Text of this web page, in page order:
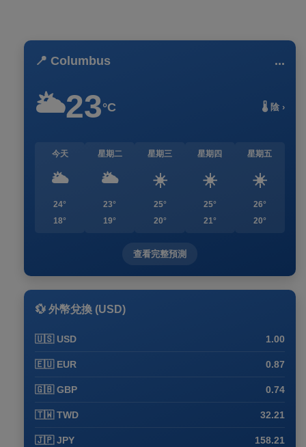
📍 Columbus ...
🌥️23°C 🌡️ 陰 ›
今天
🌥️
24°
18°
星期二
🌥️
23°
19°
星期三
☀️
25°
20°
星期四
☀️
25°
21°
星期五
☀️
26°
20°
查看完整預測
💱 外幣兌換 (USD)
🇺🇸 USD 1.00
🇪🇺 EUR 0.87
🇬🇧 GBP 0.74
🇹🇼 TWD 32.21
🇯🇵 JPY 158.21